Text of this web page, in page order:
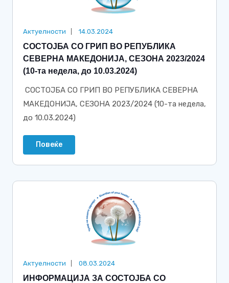
Актуелности 14.03.2024
СОСТОЈБА СО ГРИП ВО РЕПУБЛИКА
СЕВЕРНА МАКЕДОНИЈА, СЕЗОНА 2023/2024
(10-та недела, до 10.03.2024)
СОСТОЈБА СО ГРИП ВО РЕПУБЛИКА СЕВЕРНА
МАКЕДОНИЈА, СЕЗОНА 2023/2024 (10-та недела,
до 10.03.2024)
Повеќе
Актуелности 08.03.2024
ИНФОРМАЦИЈА ЗА СОСТОЈБА СО